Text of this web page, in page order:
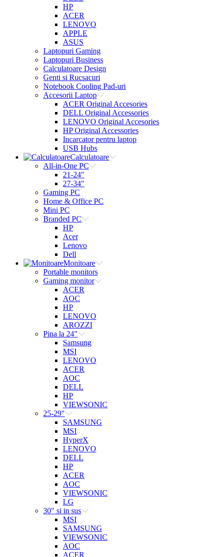
HP
ACER
LENOVO
APPLE
ASUS
Laptopuri Gaming
Laptopuri Business
Calculatoare Design
Genti si Rucsacuri
Notebook Cooling Pad-uri
Accesorii Laptop
ACER Original Accesories
DELL Original Accessories
LENOVO Original Accesories
HP Original Accessories
Incarcator pentru laptop
USB Hubs
Calculatoare
All-in-One PC
21-24"
27-34"
Gaming PC
Home & Office PC
Mini PC
Branded PC
HP
Acer
Lenovo
Dell
Monitoare
Portable monitors
Gaming monitor
ACER
AOC
HP
LENOVO
AROZZI
Pina la 24"
Samsung
MSI
LENOVO
ACER
AOC
DELL
HP
VIEWSONIC
25-29"
SAMSUNG
MSI
HyperX
LENOVO
DELL
HP
ACER
AOC
VIEWSONIC
LG
30" si in sus
MSI
SAMSUNG
VIEWSONIC
AOC
ACER